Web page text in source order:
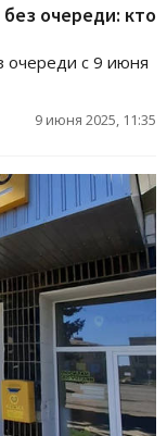
очереди: кто
очереди с 9 июня
9 июня 2025, 11:35